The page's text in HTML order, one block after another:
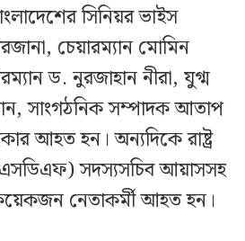
সিনিয়র ভাইস
চেয়ারম্যান মোমিন
ড. নুরজাহান নীরা, যুগ্ম
সাংগঠনিক সম্পাদক আতাপ
আহত হন। অন্যদিকে রাষ্ট্র
সদস্যসচিব আয়াসসহ
নেতাকর্মী আহত হন।